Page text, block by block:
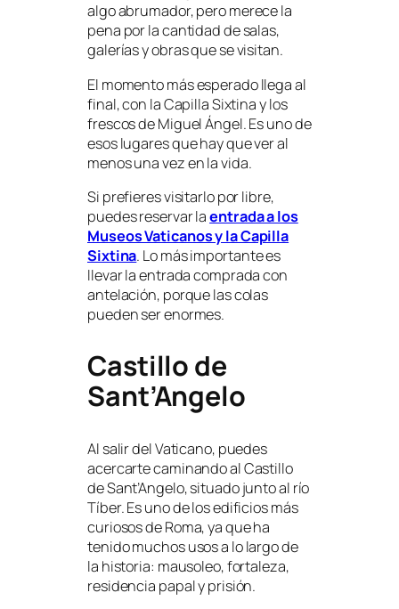
algo abrumador, pero merece la
pena por la cantidad de salas,
galerías y obras que se visitan.
El momento más esperado llega al
final, con la Capilla Sixtina y los
frescos de Miguel Ángel. Es uno de
esos lugares que hay que ver al
menos una vez en la vida.
Si prefieres visitarlo por libre,
puedes reservar laentrada a los
Museos Vaticanos y la Capilla
Sixtina. Lo más importante es
llevar la entrada comprada con
antelación, porque las colas
pueden ser enormes.
Castillo de
Sant’Angelo
Al salir del Vaticano, puedes
acercarte caminando al Castillo
de Sant’Angelo, situado junto al río
Tíber. Es uno de los edificios más
curiosos de Roma, ya que ha
tenido muchos usos a lo largo de
la historia: mausoleo, fortaleza,
residencia papal y prisión.